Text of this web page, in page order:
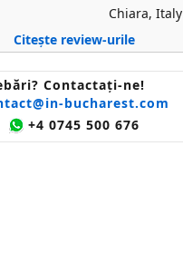
Chiara, Italy
Citește review-urile
Contactaţi-ne!
bucharest.com
+4 0745 500 676